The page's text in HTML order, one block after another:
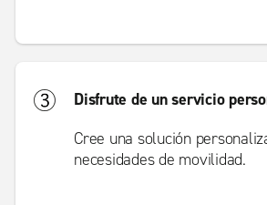
Disfrute de un servicio
Cree una solución
necesidades de movilidad.